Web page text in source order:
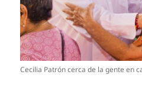
Cecilia Patrón cerca de la gente en